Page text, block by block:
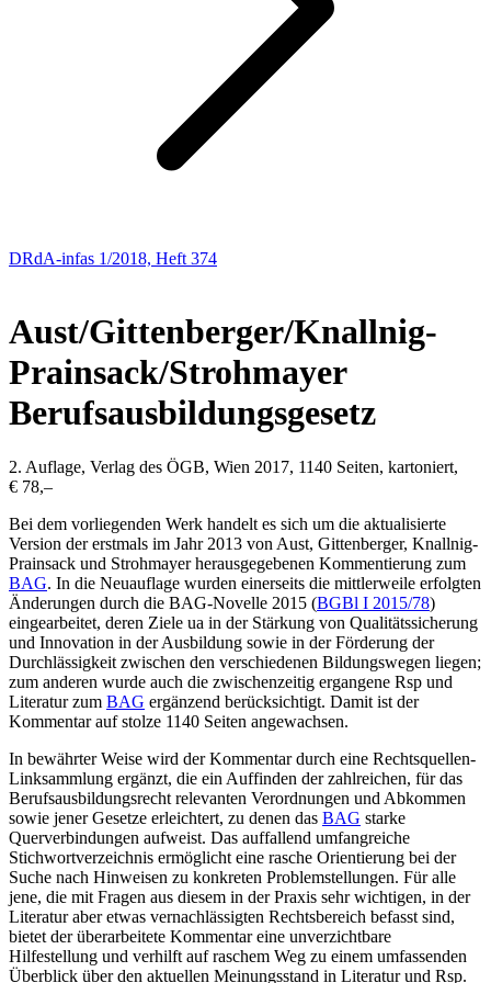
DRdA-infas 1/2018, Heft 374
Aust/Gittenberger/Knallnig-
Prainsack/Strohmayer
Berufsausbildungsgesetz
2. Auflage, Verlag des ÖGB, Wien 2017, 1140 Seiten, kartoniert,
€ 78,–
Bei dem vorliegenden Werk handelt es sich um die aktualisierte
Version der erstmals im Jahr 2013 von Aust, Gittenberger, Knallnig-
Prainsack und Strohmayerherausgegebenen Kommentierung zum
BAG. In die Neuauflage wurden einerseits die mittlerweile erfolgten
Änderungen durch die BAG-Novelle 2015 (BGBl I 2015/78)
eingearbeitet, deren Ziele ua in der Stärkung von Qualitätssicherung
und Innovation in der Ausbildung sowie in der Förderung der
Durchlässigkeit zwischen den verschiedenen Bildungswegen liegen;
zum anderen wurde auch die zwischenzeitig ergangene Rsp und
Literatur zum BAG ergänzend berücksichtigt. Damit ist der
Kommentar auf stolze 1140 Seiten angewachsen.
In bewährter Weise wird der Kommentar durch eine Rechtsquellen-
Linksammlung ergänzt, die ein Auffinden der zahlreichen, für das
Berufsausbildungsrecht relevanten Verordnungen und Abkommen
sowie jener Gesetze erleichtert, zu denen das BAG starke
Querverbindungen aufweist. Das auffallend umfangreiche
Stichwortverzeichnis ermöglicht eine rasche Orientierung bei der
Suche nach Hinweisen zu konkreten Problemstellungen. Für alle
jene, die mit Fragen aus diesem in der Praxis sehr wichtigen, in der
Literatur aber etwas vernachlässigten Rechtsbereich befasst sind,
bietet der überarbeitete Kommentar eine unverzichtbare
Hilfestellung und verhilft auf raschem Weg zu einem umfassenden
Überblick über den aktuellen Meinungsstand in Literatur und Rsp.